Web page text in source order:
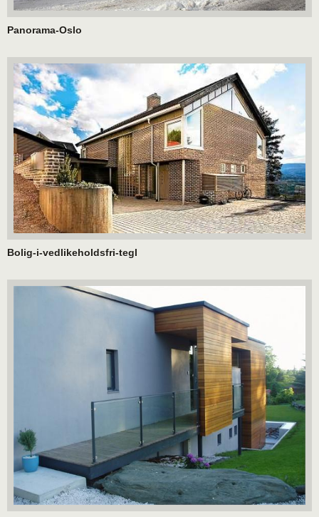
Panorama-Oslo
Bolig-i-vedlikeholdsfri-tegl